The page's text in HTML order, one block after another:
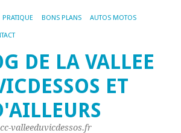
PRATIQUE BONS PLANS AUTOS MOTOS
DE LA VALLEE
ET
cc-valleeduvicdessos.fr